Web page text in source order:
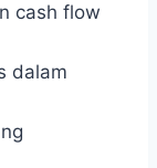
cash flow
dalam